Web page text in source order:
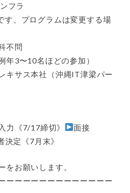
フラ
す、プログラムは変更する場
不問
年3〜10名ほどの参加）
サス本社（沖縄IT津梁パー
力《7/17締切》
面接
決定《7月末》
をお願いします。
ーーーーーーーーーーーーー